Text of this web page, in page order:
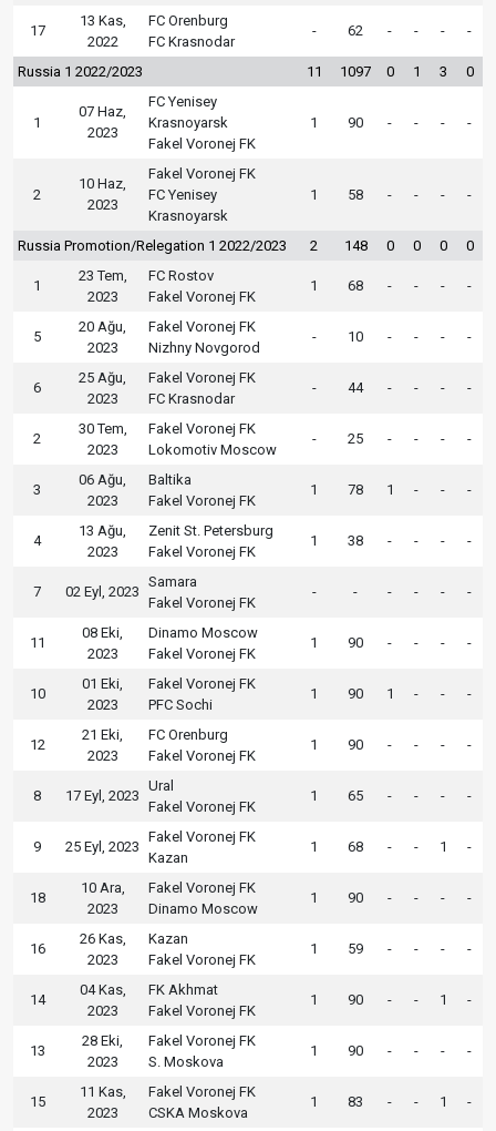
17
13 Kas,
2022
FC Orenburg
FC Krasnodar
- 62 - - - -
Russia 1 2022/2023 11 1097 0 1 3 0
1
07 Haz,
2023
FC Yenisey
Krasnoyarsk
Fakel Voronej FK
1 90 - - - -
2
10 Haz,
2023
Fakel Voronej FK
FC Yenisey
Krasnoyarsk
1 58 - - - -
Russia Promotion/Relegation 1 2022/2023 2 148 0 0 0 0
1
23 Tem,
2023
FC Rostov
Fakel Voronej FK
1 68 - - - -
5
20 Ağu,
2023
Fakel Voronej FK
Nizhny Novgorod
- 10 - - - -
6
25 Ağu,
2023
Fakel Voronej FK
FC Krasnodar
- 44 - - - -
2
30 Tem,
2023
Fakel Voronej FK
Lokomotiv Moscow
- 25 - - - -
3
06 Ağu,
2023
Baltika
Fakel Voronej FK
1 78 1 - - -
4
13 Ağu,
2023
Zenit St. Petersburg
Fakel Voronej FK
1 38 - - - -
7 02 Eyl, 2023
Samara
Fakel Voronej FK
- - - - - -
11
08 Eki,
2023
Dinamo Moscow
Fakel Voronej FK
1 90 - - - -
10
01 Eki,
2023
Fakel Voronej FK
PFC Sochi
1 90 1 - - -
12
21 Eki,
2023
FC Orenburg
Fakel Voronej FK
1 90 - - - -
8 17 Eyl, 2023
Ural
Fakel Voronej FK
1 65 - - - -
9 25 Eyl, 2023
Fakel Voronej FK
Kazan
1 68 - - 1 -
18
10 Ara,
2023
Fakel Voronej FK
Dinamo Moscow
1 90 - - - -
16
26 Kas,
2023
Kazan
Fakel Voronej FK
1 59 - - - -
14
04 Kas,
2023
FK Akhmat
Fakel Voronej FK
1 90 - - 1 -
13
28 Eki,
2023
Fakel Voronej FK
S. Moskova
1 90 - - - -
15
11 Kas,
2023
Fakel Voronej FK
CSKA Moskova
1 83 - - 1 -